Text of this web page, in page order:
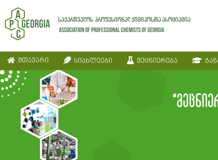
მთავარი სიახლეები მეცნიერება